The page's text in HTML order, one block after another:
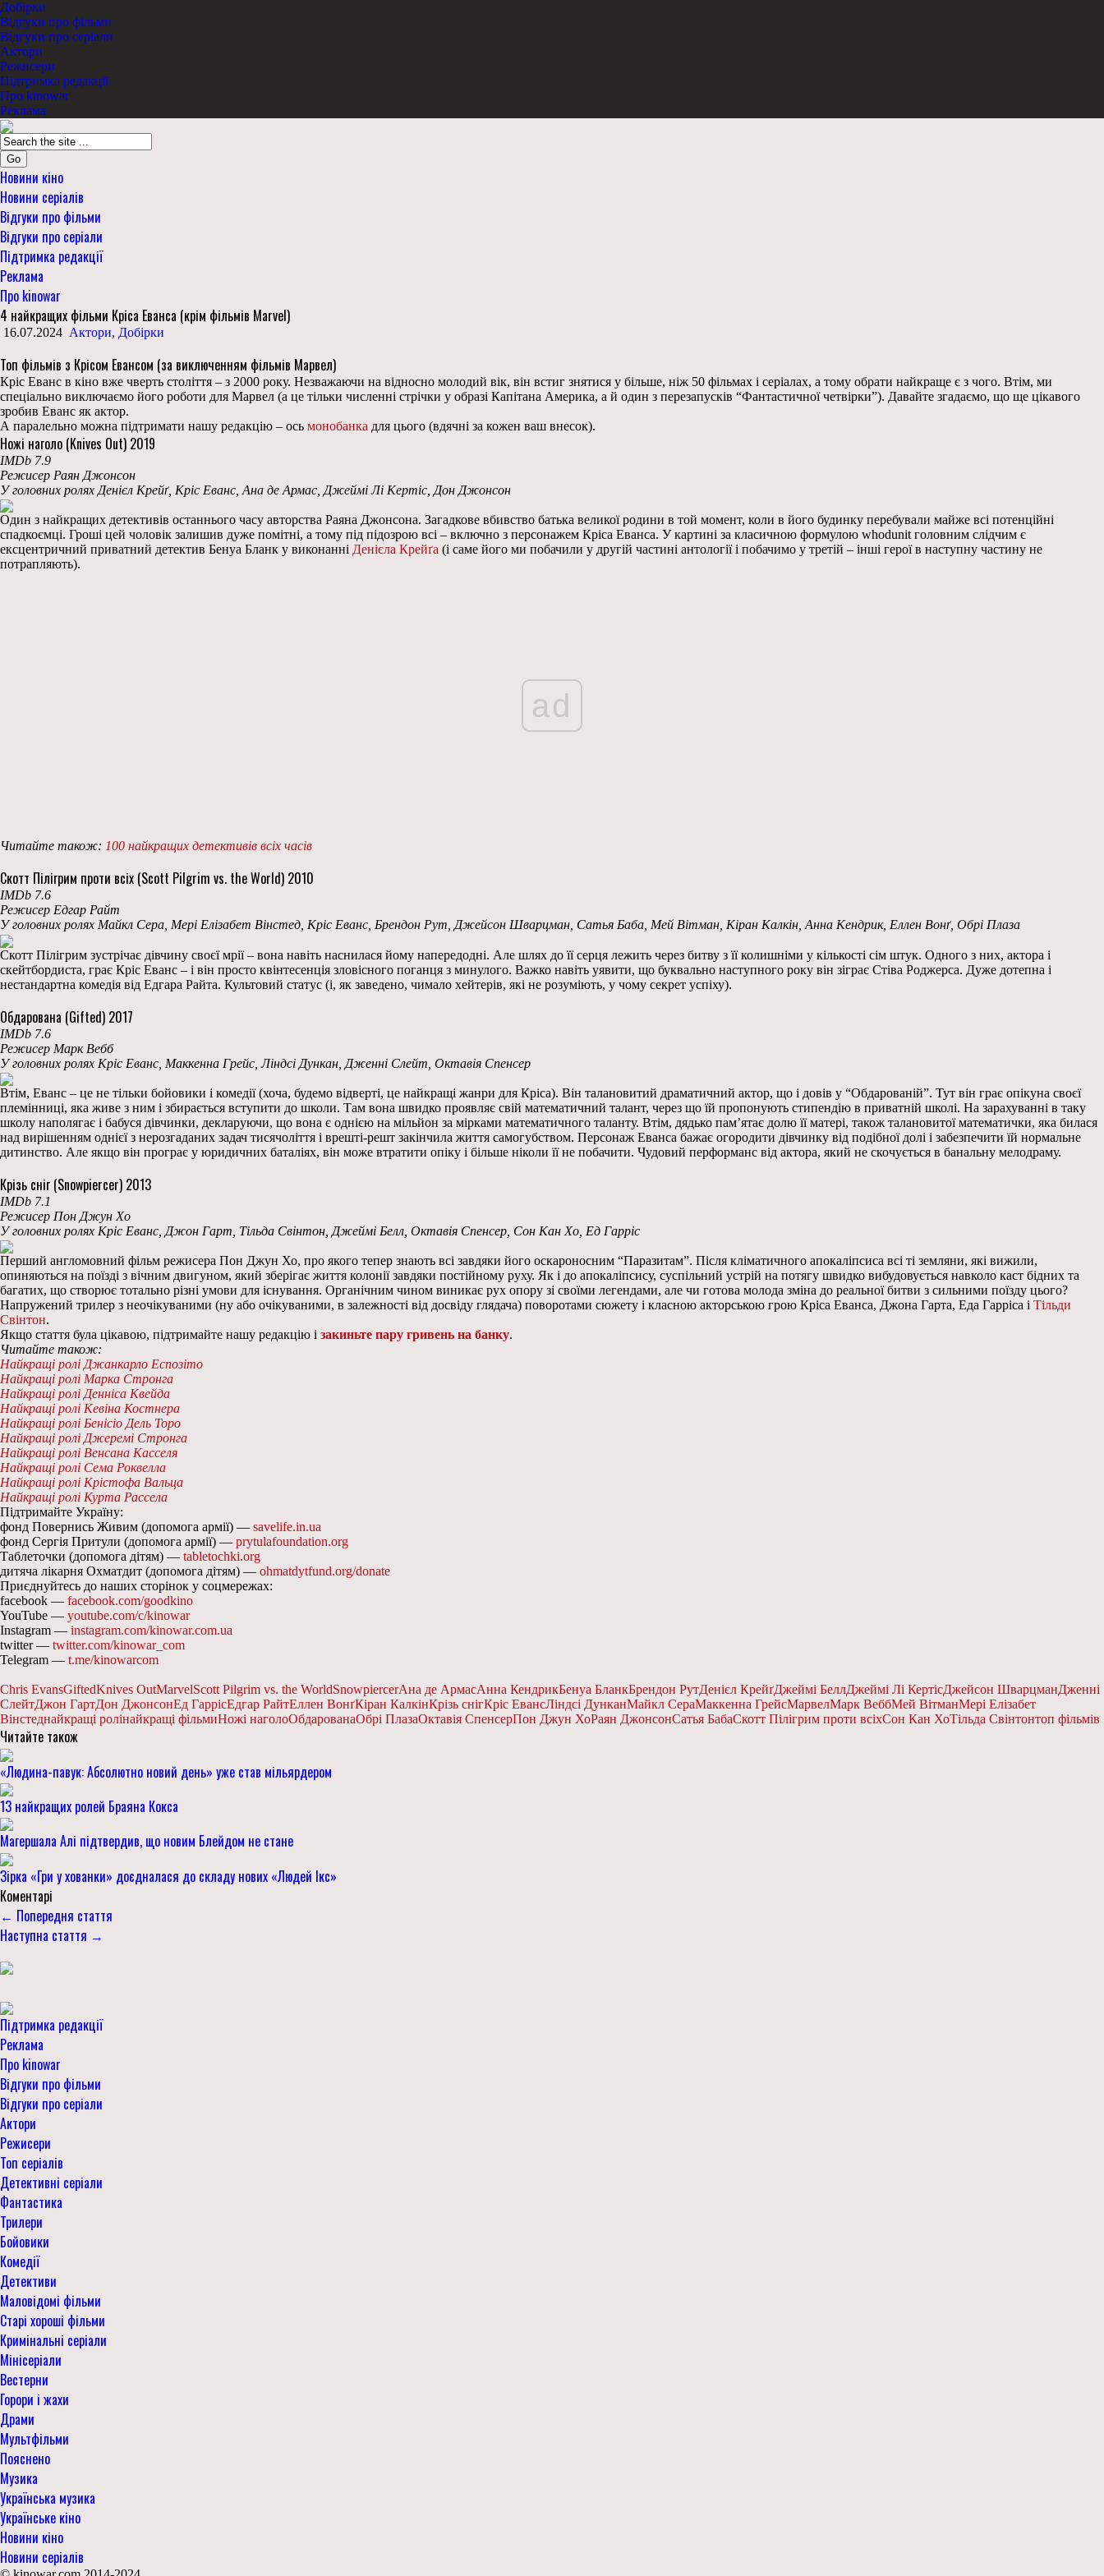
Добірки
Відгуки про фільми
Відгуки про серіали
Актори
Режисери
Підтримка редакції
Про kinowar
Реклама
Go
Новини кіно
Новини серіалів
Відгуки про фільми
Відгуки про серіали
Підтримка редакції
Реклама
Про kinowar
4 найкращих фільми Кріса Еванса (крім фільмів Marvel)
16.07.2024 Актори, Добірки
Топ фільмів з Крісом Евансом (за виключенням фільмів Марвел)
Кріс Еванс в кіно вже чверть століття – з 2000 року. Незважаючи на відносно молодий вік, він встиг знятися у більше, ніж 50 фільмах і серіалах, а тому обрати найкраще є з чого. Втім, ми
спеціально виключаємо його роботи для Марвел (а це тільки численні стрічки у образі Капітана Америка, а й один з перезапусків “Фантастичної четвірки”). Давайте згадаємо, що ще цікавого
зробив Еванс як актор.
А паралельно можна підтримати нашу редакцію – ось монобанка для цього (вдячні за кожен ваш внесок).
Ножі наголо (Knives Out) 2019
IMDb 7.9
Режисер Раян Джонсон
У головних ролях Денієл Крейґ, Кріс Еванс, Ана де Армас, Джеймі Лі Кертіс, Дон Джонсон
Один з найкращих детективів останнього часу авторства Раяна Джонсона. Загадкове вбивство батька великої родини в той момент, коли в його будинку перебували майже всі потенційні
спадкоємці. Гроші цей чоловік залишив дуже помітні, а тому під підозрою всі – включно з персонажем Кріса Еванса. У картині за класичною формулою whodunit головним слідчим є
ексцентричний приватний детектив Бенуа Бланк у виконанні Денієла Крейґа (і саме його ми побачили у другій частині антології і побачимо у третій – інші герої в наступну частину не
потрапляють).
ad
Читайте також: 100 найкращих детективів всіх часів
Скотт Пілігрим проти всіх (Scott Pilgrim vs. the World) 2010
IMDb 7.6
Режисер Едгар Райт
У головних ролях Майкл Сера, Мері Елізабет Вінстед, Кріс Еванс, Брендон Рут, Джейсон Шварцман, Сатья Баба, Мей Вітман, Кіран Калкін, Анна Кендрик, Еллен Вонґ, Обрі Плаза
Скотт Пілігрим зустрічає дівчину своєї мрії – вона навіть наснилася йому напередодні. Але шлях до її серця лежить через битву з її колишніми у кількості сім штук. Одного з них, актора і
скейтбордиста, грає Кріс Еванс – і він просто квінтесенція зловісного поганця з минулого. Важко навіть уявити, що буквально наступного року він зіграє Стіва Роджерса. Дуже дотепна і
нестандартна комедія від Едгара Райта. Культовий статус (і, як заведено, чимало хейтерів, які не розуміють, у чому секрет успіху).
Обдарована (Gifted) 2017
IMDb 7.6
Режисер Марк Вебб
У головних ролях Кріс Еванс, Маккенна Грейс, Ліндсі Дункан, Дженні Слейт, Октавія Спенсер
Втім, Еванс – це не тільки бойовики і комедії (хоча, будемо відверті, це найкращі жанри для Кріса). Він талановитий драматичний актор, що і довів у “Обдарованій”. Тут він грає опікуна своєї
племінниці, яка живе з ним і збирається вступити до школи. Там вона швидко проявляє свій математичний талант, через що їй пропонують стипендію в приватній школі. На зарахуванні в таку
школу наполягає і бабуся дівчинки, декларуючи, що вона є однією на мільйон за мірками математичного таланту. Втім, дядько пам’ятає долю її матері, також талановитої математички, яка билася
над вирішенням однієї з нерозгаданих задач тисячоліття і врешті-решт закінчила життя самогубством. Персонаж Еванса бажає огородити дівчинку від подібної долі і забезпечити їй нормальне
дитинство. Але якщо він програє у юридичних баталіях, він може втратити опіку і більше ніколи її не побачити. Чудовий перформанс від актора, який не скочується в банальну мелодраму.
Крізь сніг (Snowpiercer) 2013
IMDb 7.1
Режисер Пон Джун Хо
У головних ролях Кріс Еванс, Джон Гарт, Тільда Свінтон, Джеймі Белл, Октавія Спенсер, Сон Кан Хо, Ед Гарріс
Перший англомовний фільм режисера Пон Джун Хо, про якого тепер знають всі завдяки його оскароносним “Паразитам”. Після кліматичного апокаліпсиса всі ті земляни, які вижили,
опиняються на поїзді з вічним двигуном, який зберігає життя колонії завдяки постійному руху. Як і до апокаліпсису, суспільний устрій на потягу швидко вибудовується навколо каст бідних та
багатих, що створює тотально різні умови для існування. Органічним чином виникає рух опору зі своїми легендами, але чи готова молода зміна до реальної битви з сильними поїзду цього?
Напружений трилер з неочікуваними (ну або очікуваними, в залежності від досвіду глядача) поворотами сюжету і класною акторською грою Кріса Еванса, Джона Гарта, Еда Гарріса і Тільди
Свінтон.
Якщо стаття була цікавою, підтримайте нашу редакцію і закиньте пару гривень на банку.
Читайте також:
Найкращі ролі Джанкарло Еспозіто
Найкращі ролі Марка Стронга
Найкращі ролі Денніса Квейда
Найкращі ролі Кевіна Костнера
Найкращі ролі Бенісіо Дель Торо
Найкращі ролі Джеремі Стронга
Найкращі ролі Венсана Касселя
Найкращі ролі Сема Роквелла
Найкращі ролі Крістофа Вальца
Найкращі ролі Курта Рассела
Підтримайте Україну:
фонд Повернись Живим (допомога армії) — savelife.in.ua
фонд Сергія Притули (допомога армії) — prytulafoundation.org
Таблеточки (допомога дітям) — tabletochki.org
дитяча лікарня Охматдит (допомога дітям) — ohmatdytfund.org/donate
Приєднуйтесь до наших сторінок у соцмережах:
facebook — facebook.com/goodkino
YouTube — youtube.com/c/kinowar
Instagram — instagram.com/kinowar.com.ua
twitter — twitter.com/kinowar_com
Telegram — t.me/kinowarcom
Chris EvansGiftedKnives OutMarvelScott Pilgrim vs. the WorldSnowpiercerАна де АрмасАнна КендрикБенуа БланкБрендон РутДенієл КрейґДжеймі БеллДжеймі Лі КертісДжейсон ШварцманДженні
СлейтДжон ГартДон ДжонсонЕд ГаррісЕдгар РайтЕллен ВонґКіран КалкінКрізь снігКріс ЕвансЛіндсі ДунканМайкл СераМаккенна ГрейсМарвелМарк ВеббМей ВітманМері Елізабет
Вінстеднайкращі ролінайкращі фільмиНожі наголоОбдарованаОбрі ПлазаОктавія СпенсерПон Джун ХоРаян ДжонсонСатья БабаСкотт Пілігрим проти всіхСон Кан ХоТільда Свінтонтоп фільмів
Читайте також
«Людина-павук: Абсолютно новий день» уже став мільярдером
13 найкращих ролей Браяна Кокса
Магершала Алі підтвердив, що новим Блейдом не стане
Зірка «Гри у хованки» доєдналася до складу нових «Людей Ікс»
Коментарі
← Попередня стаття
Наступна стаття →
Підтримка редакції
Реклама
Про kinowar
Відгуки про фільми
Відгуки про серіали
Актори
Режисери
Топ серіалів
Детективні серіали
Фантастика
Трилери
Бойовики
Комедії
Детективи
Маловідомі фільми
Старі хороші фільми
Кримінальні серіали
Мінісеріали
Вестерни
Горори і жахи
Драми
Мультфільми
Пояснено
Музика
Українська музика
Українське кіно
Новини кіно
Новини серіалів